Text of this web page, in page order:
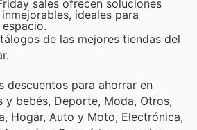
sales ofrecen soluciones
ideales para
de las mejores tiendas del
descuentos para ahorrar en
y bebés, Deporte, Moda, Otros,
Hogar, Auto y Moto, Electrónica,